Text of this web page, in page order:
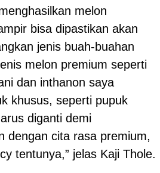
melon
bisa dipastikan akan
jenis buah-buahan
melon premium seperti
dan inthanon saya
khusus, seperti pupuk
diganti demi
dengan cita rasa premium,
tentunya,” jelas Kaji Thole.